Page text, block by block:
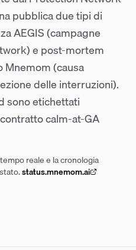
pubblica due tipi di
AEGIS (campagne
e post-mortem
(causa
delle interruzioni).
sono etichettati
calm-at-GA
reale e la cronologia
status.mnemom.ai